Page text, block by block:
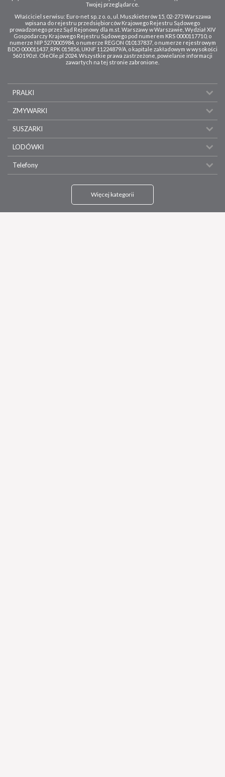
Twojej przeglądarce.
Właściciel serwisu: Euro-net sp. z o. o., ul. Muszkieterów 15, 02-273 Warszawa
wpisana do rejestru przedsiębiorców Krajowego Rejestru Sądowego
prowadzonego przez Sąd Rejonowy dla m.st. Warszawy w Warszawie, Wydział XIV
Gospodarczy Krajowego Rejestru Sądowego pod numerem KRS 0000117710, o
numerze NIP 5270005984, o numerze REGON 010137837, o numerze rejestrowym
BDO 000011437, RPK 015856, UKNF 11224879/A, o kapitale zakładowym w wysokości
560 190 zł. OleOle.pl 2024. Wszystkie prawa zastrzeżone, powielanie informacji
zawartych na tej stronie zabronione.
PRALKI
ZMYWARKI
SUSZARKI
LODÓWKI
Telefony
Więcej kategorii